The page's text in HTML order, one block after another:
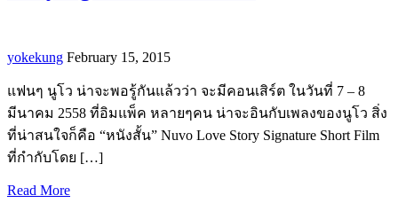
yokekung February 15, 2015
แฟนๆ นูโว น่าจะพอรู้กันแล้วว่า จะมีคอนเสิร์ต ในวันที่ 7 – 8
มีนาคม 2558 ที่อิมแพ็ค หลายๆคน น่าจะอินกับเพลงของนูโว สิ่ง
ที่น่าสนใจก็คือ “หนังสั้น” Nuvo Love Story Signature Short Film
ที่กำกับโดย […]
Read More